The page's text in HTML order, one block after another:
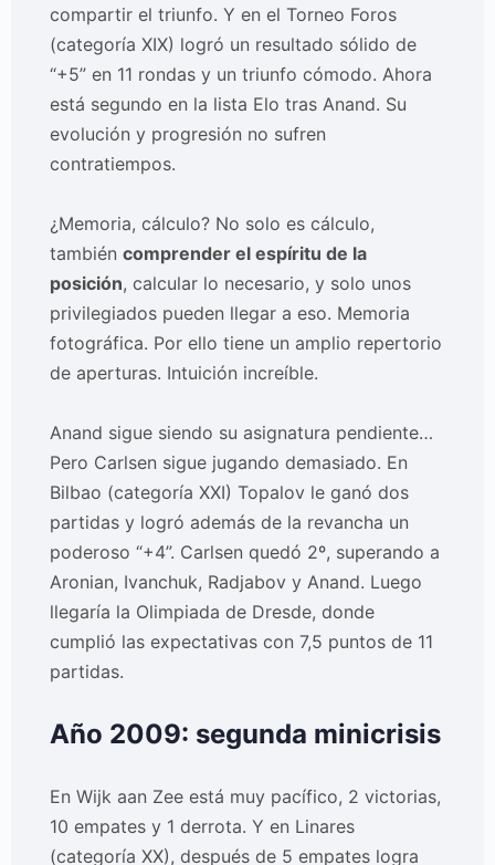
compartir el triunfo. Y en el Torneo Foros
(categoría XIX) logró un resultado sólido de
“+5” en 11 rondas y un triunfo cómodo. Ahora
está segundo en la lista Elo tras Anand. Su
evolución y progresión no sufren
contratiempos.
¿Memoria, cálculo? No solo es cálculo,
también comprender el espíritu de la
posición, calcular lo necesario, y solo unos
privilegiados pueden llegar a eso. Memoria
fotográfica. Por ello tiene un amplio repertorio
de aperturas. Intuición increíble.
Anand sigue siendo su asignatura pendiente…
Pero Carlsen sigue jugando demasiado. En
Bilbao (categoría XXI) Topalov le ganó dos
partidas y logró además de la revancha un
poderoso “+4”. Carlsen quedó 2º, superando a
Aronian, Ivanchuk, Radjabov y Anand. Luego
llegaría la Olimpiada de Dresde, donde
cumplió las expectativas con 7,5 puntos de 11
partidas.
Año 2009: segunda minicrisis
En Wijk aan Zee está muy pacífico, 2 victorias,
10 empates y 1 derrota. Y en Linares
(categoría XX), después de 5 empates logra